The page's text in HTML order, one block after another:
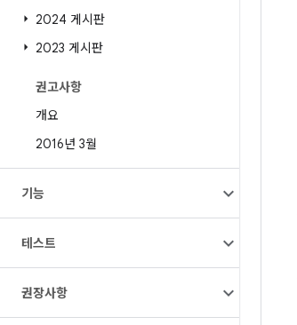
2024 게시판
2023 게시판
권고사항
개요
2016년 3월
기능
테스트
권장사항